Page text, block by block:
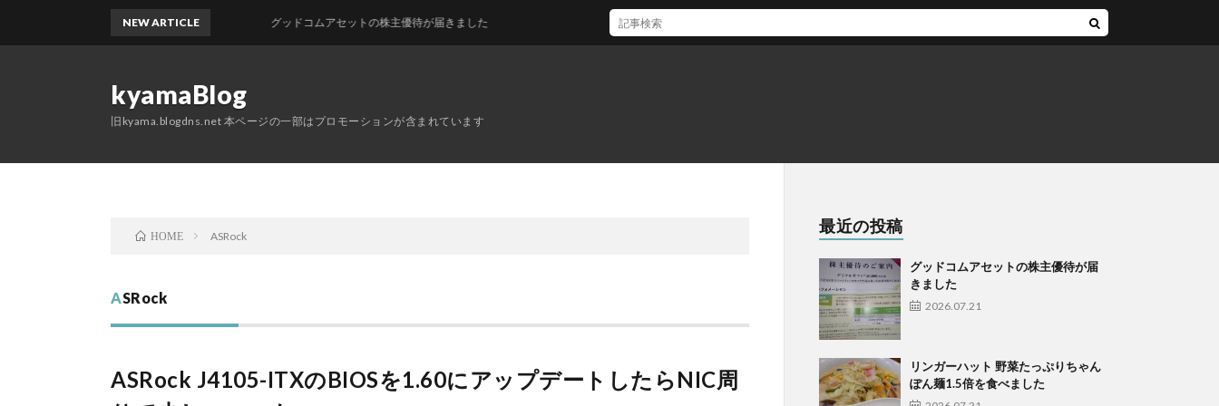
kyamaBlog
旧kyama.blogdns.net 本ページの一部はプロモーションが含まれています
NEW ARTICLE グッドコムアセットの株主優待が届きました
HOME ASRock
ASRock
ASRock J4105-ITXのBIOSを1.60にアップデートしたらNIC周
最近の投稿
グッドコムアセットの株主優待が届
きました
2026.07.21
リンガーハット 野菜たっぷりちゃん
ぽん麺1.5倍を食べました